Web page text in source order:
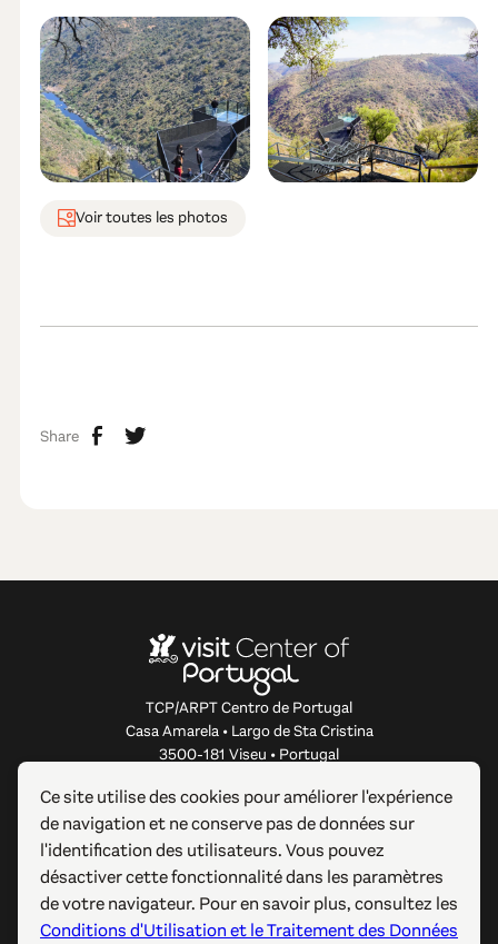
Voir toutes les photos
Share
TCP/ARPT Centro de Portugal
Casa Amarela • Largo de Sta Cristina
3500-181 Viseu • Portugal
À PROPOS DE CE SITE WEB
LIENS UTILES
Ce site utilise des cookies pour améliorer l'expérience
de navigation et ne conserve pas de données sur
l'identification des utilisateurs. Vous pouvez
désactiver cette fonctionnalité dans les paramètres
de votre navigateur. Pour en savoir plus, consultez les
Conditions d'Utilisation et le Traitement des Données